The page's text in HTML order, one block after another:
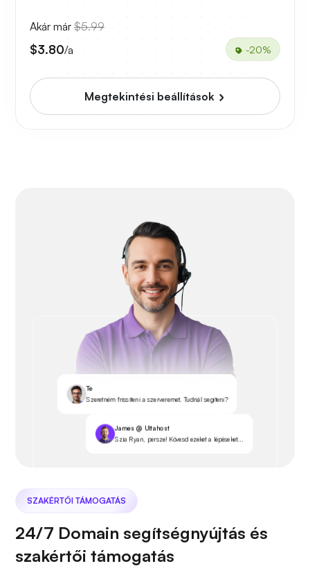
Akár már $5.99
$3.80/a -20%
Megtekintési beállítások
Te
Szeretném frissíteni a szerveremet. Tudnál segíteni?
James @ Ultahost
Szia Ryan, persze! Kövesd ezeket a lépéseket...
SZAKÉRTŐI TÁMOGATÁS
24/7 Domain segítségnyújtás és
szakértői támogatás